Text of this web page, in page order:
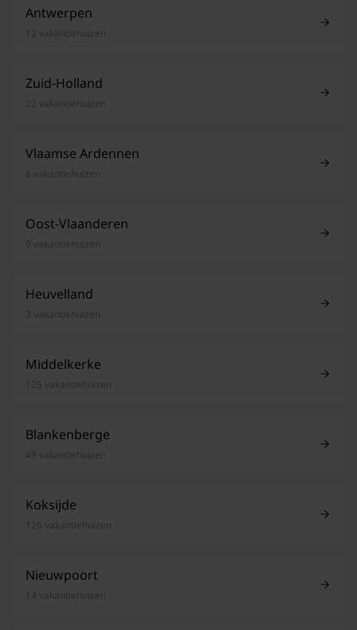
Antwerpen
12 vakantiehuizen
Zuid-Holland
22 vakantiehuizen
Vlaamse Ardennen
6 vakantiehuizen
Oost-Vlaanderen
9 vakantiehuizen
Heuvelland
3 vakantiehuizen
Middelkerke
125 vakantiehuizen
Blankenberge
49 vakantiehuizen
Koksijde
126 vakantiehuizen
Nieuwpoort
14 vakantiehuizen